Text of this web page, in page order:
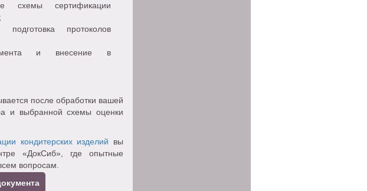
схемы сертификации
подготовка протоколов
и внесение в
после обработки вашей
и выбранной схемы оценки
кондитерских изделий вы
«ДокСиб», где опытные
вопросам.